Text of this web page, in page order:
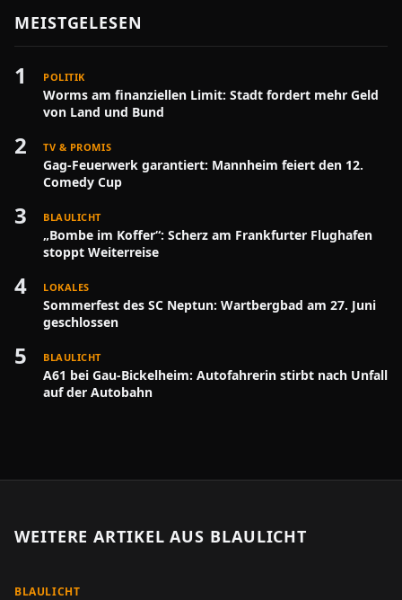
MEISTGELESEN
1 POLITIK
Worms am finanziellen Limit: Stadt fordert mehr Geld
von Land und Bund
2 TV & PROMIS
Gag-Feuerwerk garantiert: Mannheim feiert den 12.
Comedy Cup
3 BLAULICHT
„Bombe im Koffer“: Scherz am Frankfurter Flughafen
stoppt Weiterreise
4 LOKALES
Sommerfest des SC Neptun: Wartbergbad am 27. Juni
geschlossen
5 BLAULICHT
A61 bei Gau-Bickelheim: Autofahrerin stirbt nach Unfall
auf der Autobahn
WEITERE ARTIKEL AUS BLAULICHT
BLAULICHT